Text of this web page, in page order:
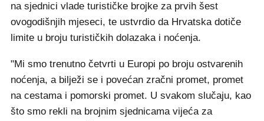
na sjednici vlade turističke brojke za prvih šest
ovogodišnjih mjeseci, te ustvrdio da Hrvatska dotiče
limite u broju turističkih dolazaka i noćenja.
"Mi smo trenutno četvrti u Europi po broju ostvarenih
noćenja, a bilježi se i povećan zračni promet, promet
na cestama i pomorski promet. U svakom slučaju, kao
što smo rekli na brojnim sjednicama vijeća za